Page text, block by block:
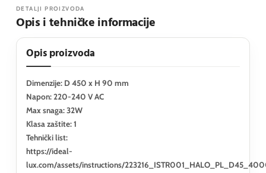
DETALJI PROIZVODA
Opis i tehničke informacije
Opis proizvoda
Dimenzije: D 450 x H 90 mm
Napon: 220-240 V AC
Max snaga: 32W
Klasa zaštite: 1
Tehnički list:
https://ideal-
lux.com/assets/instructions/